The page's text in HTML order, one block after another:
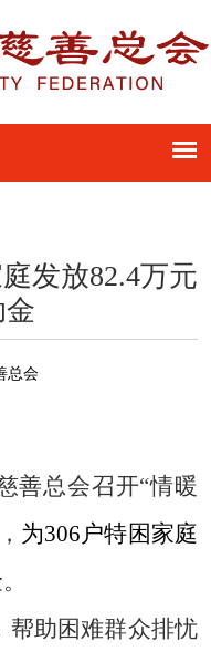
发放82.4万元
总会
善总会召开“情暖
为306户特困家庭
。
帮助困难群众排忧